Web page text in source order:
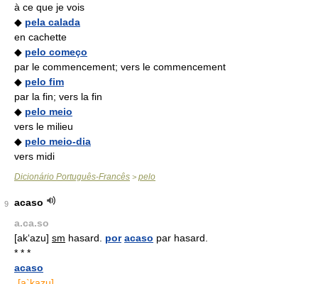
à ce que je vois
◆ pela calada
en cachette
◆ pelo começo
par le commencement; vers le commencement
◆ pelo fim
par la fin; vers la fin
◆ pelo meio
vers le milieu
◆ pelo meio-dia
vers midi
Dicionário Português-Francês > pelo
9
acaso
a.ca.so
[ak‘azu] sm hasard. por acaso par hasard.
* * *
acaso